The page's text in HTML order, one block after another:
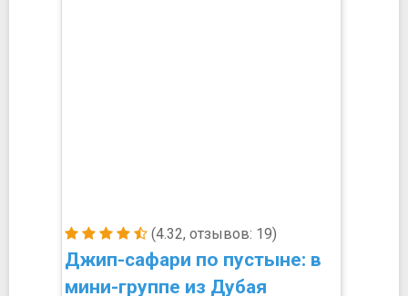
(4.32, отзывов: 19)
Джип-сафари по пустыне: в
мини-группе из Дубая